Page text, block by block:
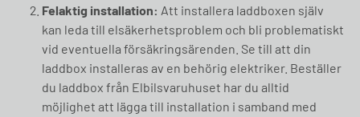
Felaktig installation: Att installera laddboxen själv
kan leda till elsäkerhetsproblem och bli problematiskt
vid eventuella försäkringsärenden. Se till att din
laddbox installeras av en behörig elektriker. Beställer
du laddbox från Elbilsvaruhuset har du alltid
möjlighet att lägga till installation i samband med